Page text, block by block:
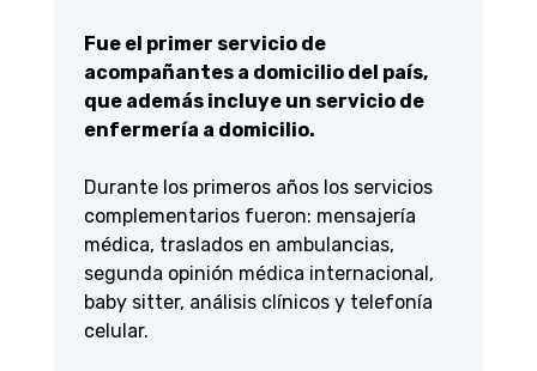
Fue el primer servicio de
acompañantes a domicilio del país,
que además incluye un servicio de
enfermería a domicilio.
Durante los primeros años los servicios
complementarios fueron: mensajería
médica, traslados en ambulancias,
segunda opinión médica internacional,
baby sitter, análisis clínicos y telefonía
celular.